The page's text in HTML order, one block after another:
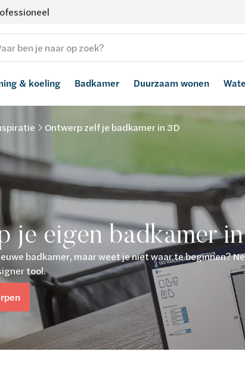
& koeling Badkamer
richtprijs
Duurzaam wonen
energie Ontwerp zelf je badkamer in 3D
je eigen badkamer
badkamer, maar weet je niet waar te beginnen?
tool.